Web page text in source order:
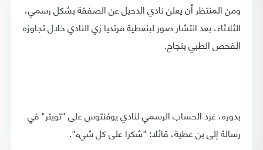
ومن المنتظر أن يعلن نادي الدحيل عن الصفقة بشكل رسمي،
الثلاثاء، بعد انتشار صور لبنعطية مرتديا زي النادي خلال تجاوزه
الفحص الطبي بنجاح.
بدوره، غرد الحساب الرسمي لنادي يوفنتوس على "تويتر" في
رسالة إلى بن عطية، قائلا: "شكرا على كل شيء".